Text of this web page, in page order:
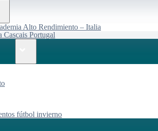
Alto Rendimiento – Italia
Cascais Portugal
fútbol invierno